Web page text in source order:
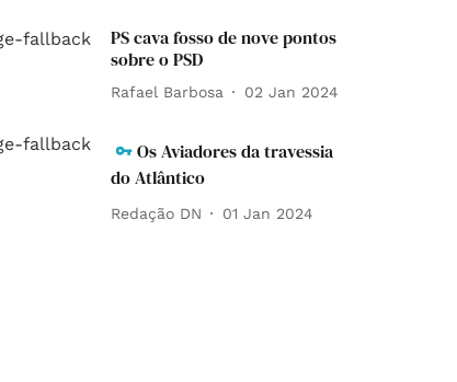
PS cava fosso de nove pontos
sobre o PSD
Rafael Barbosa 02 Jan 2024
Os Aviadores da travessia
do Atlântico
Redação DN 01 Jan 2024